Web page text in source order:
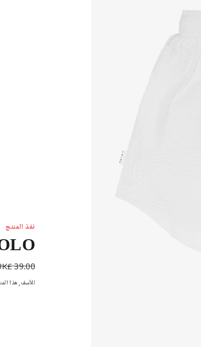
نفذ المنتج
شورت قطن
39.00
للأسف, هذا